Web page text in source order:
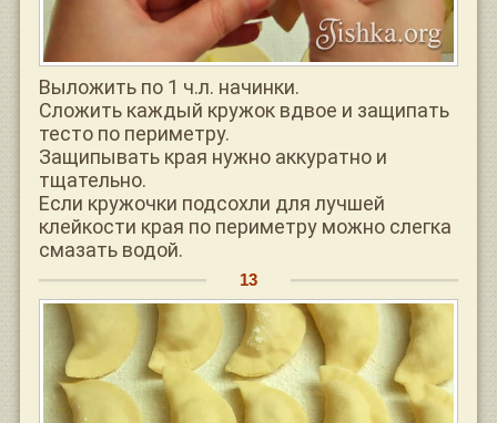
Выложить по 1 ч.л. начинки.
Сложить каждый кружок вдвое и защипать
тесто по периметру.
Защипывать края нужно аккуратно и
тщательно.
Если кружочки подсохли для лучшей
клейкости края по периметру можно слегка
смазать водой.